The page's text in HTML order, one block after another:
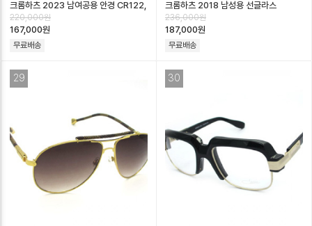
크롬하츠 2023 남여공용 안경 CR122,
8가지 색상, CR2
220,000원
167,000원
무료배송
크롬하츠 2018 남성용 선글라스
CR004, 3가지 색상, ML
236,000원
187,000원
무료배송
29 30